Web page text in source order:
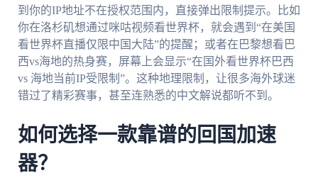
到你的IP地址不在授权范围内，直接弹出限制提示。比如
你在洛杉矶想通过咪咕视频看世界杯，就会遇到“在美国
看世界杯直播仅限中国大陆”的提醒；或者在巴黎想看巴
西vs海地的热身赛，屏幕上会显示“在国外看世界杯巴西
vs 海地当前IP受限制”。这种地理限制，让很多海外球迷
错过了精彩赛事，甚至连熟悉的中文解说都听不到。
如何选择一款靠谱的回国加速
器？